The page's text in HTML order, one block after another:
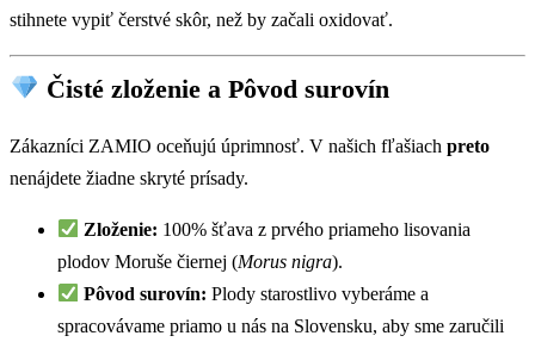
stihnete vypiť čerstvé skôr, než by začali oxidovať.
Čisté zloženie a Pôvod surovín
Zákazníci ZAMIO oceňujú úprimnosť. V našich fľašiach preto
nenájdete žiadne skryté prísady.
Zloženie: 100% šťava z prvého priameho lisovania
plodov Moruše čiernej (Morus nigra).
Pôvod surovín: Plody starostlivo vyberáme a
spracovávame priamo u nás na Slovensku, aby sme zaručili